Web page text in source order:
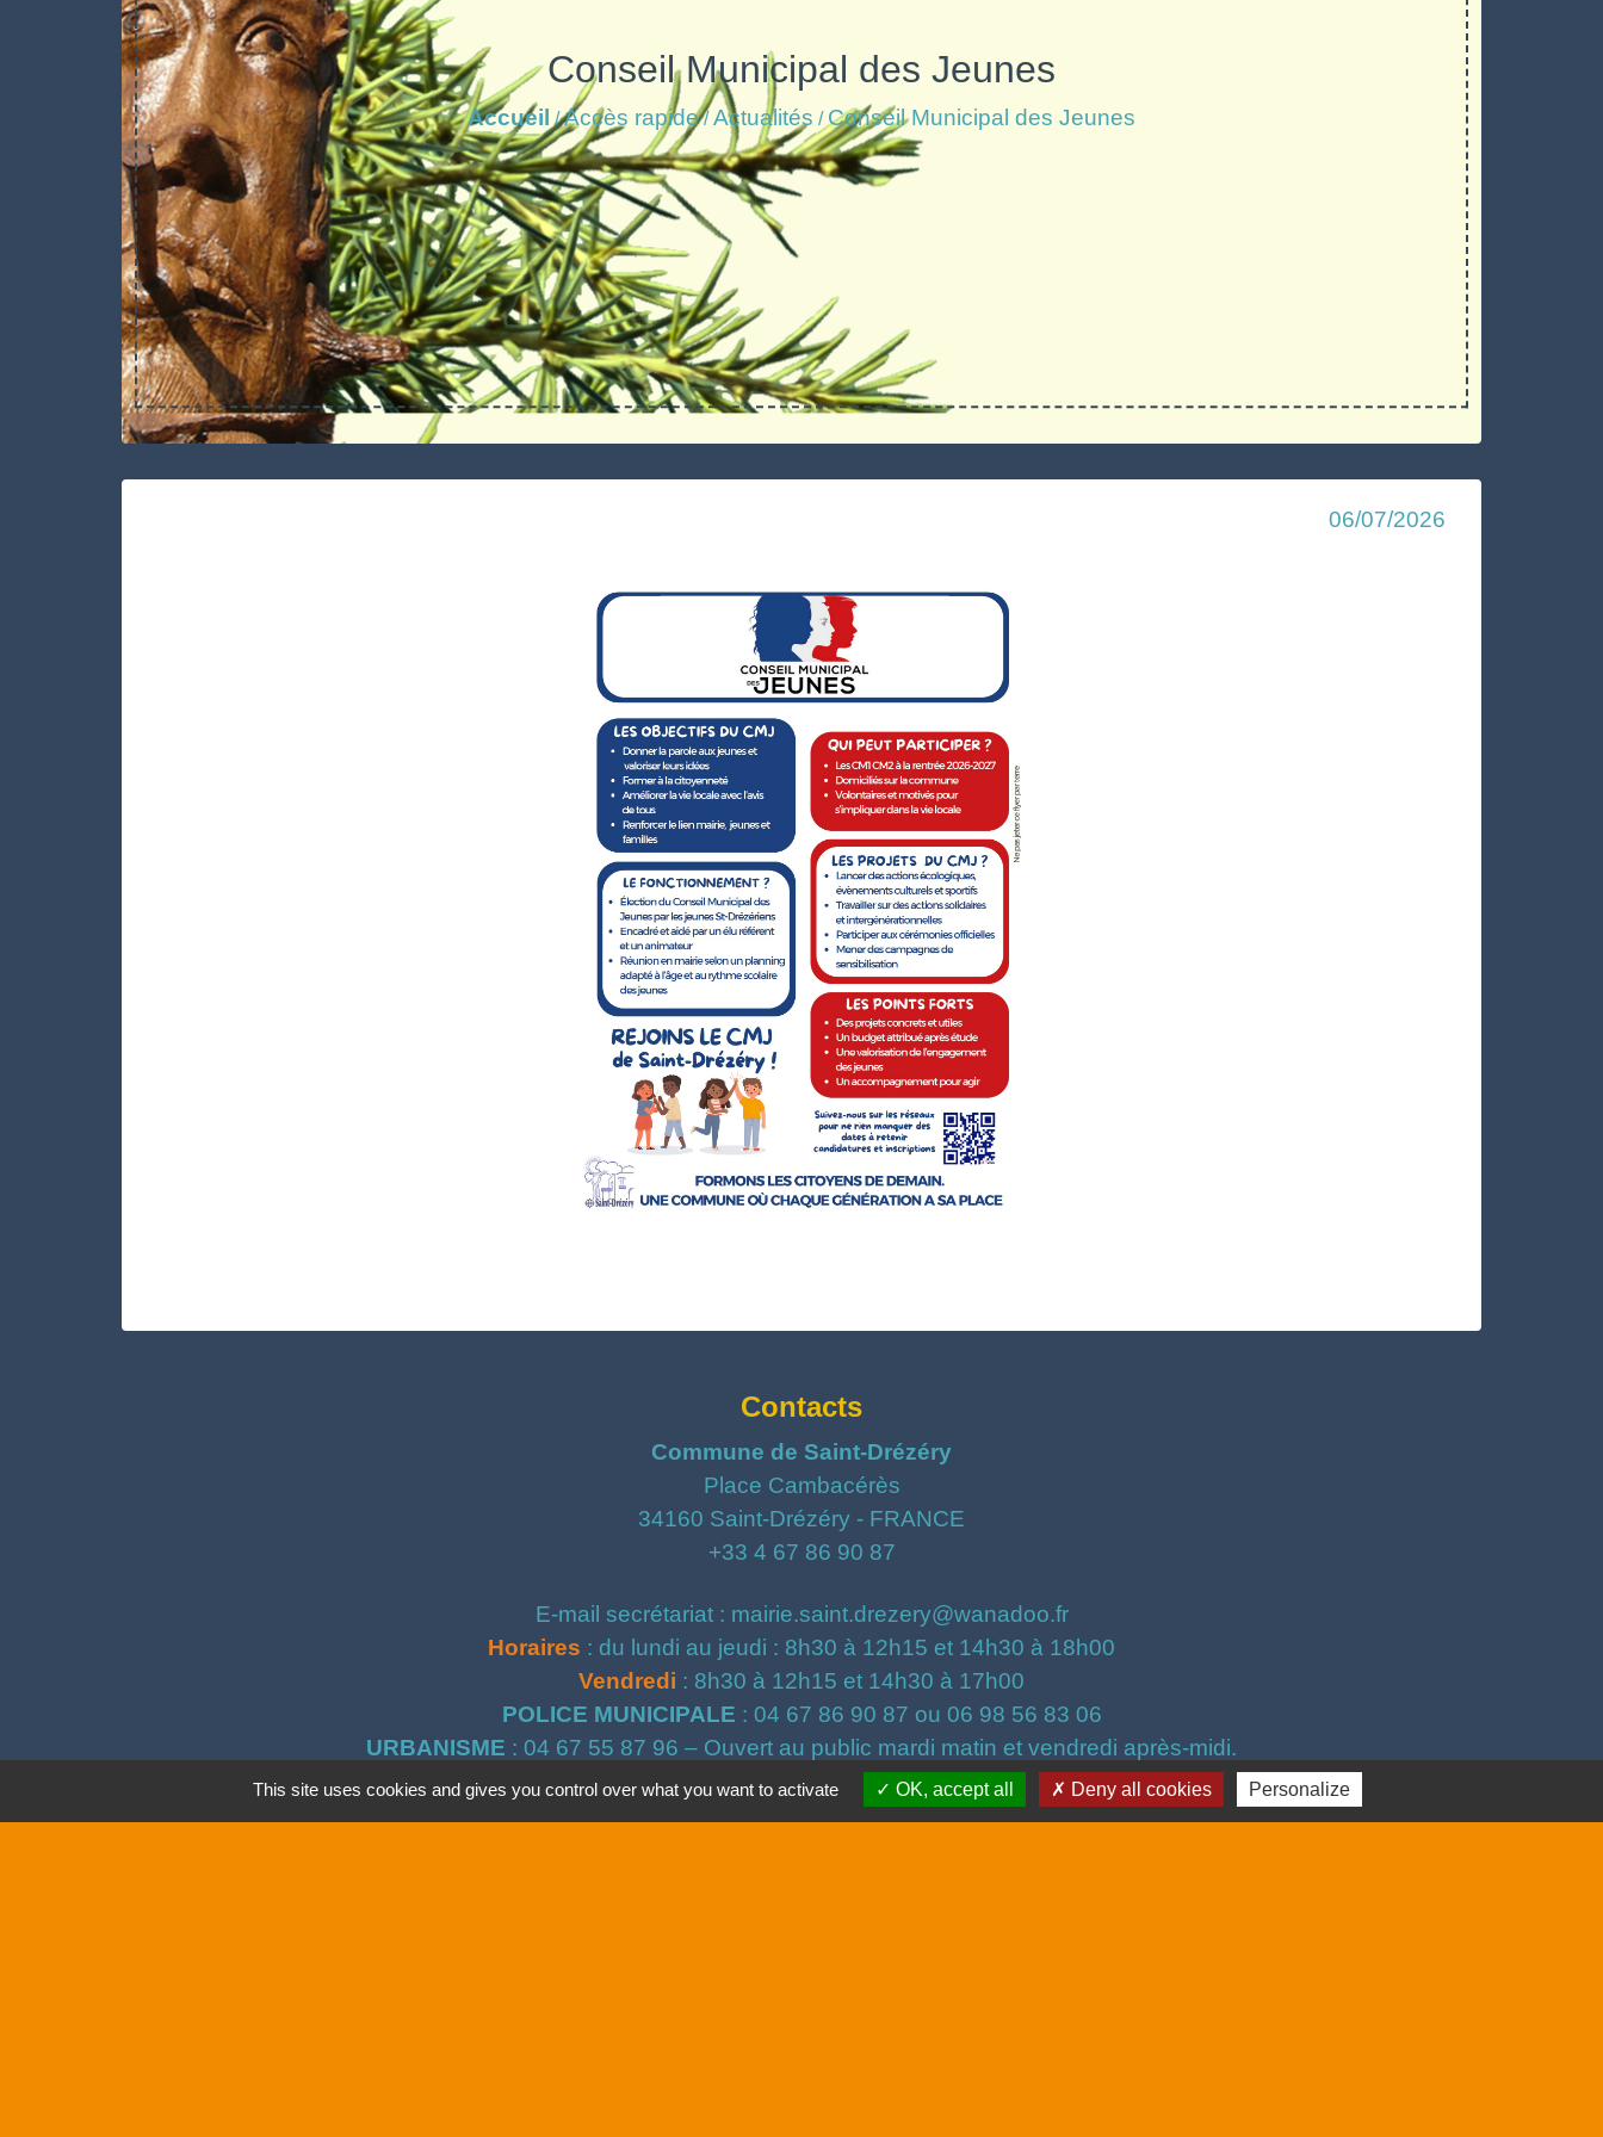
Conseil Municipal des Jeunes
Accueil /Accès rapide/Actualités / Conseil Municipal des Jeunes
06/07/2026
Contacts
Commune de Saint-Drézéry
Place Cambacérès
34160 Saint-Drézéry - FRANCE
+33 4 67 86 90 87
E-mail secrétariat : mairie.saint.drezery@wanadoo.fr
Horaires : du lundi au jeudi : 8h30 à 12h15 et 14h30 à 18h00
Vendredi : 8h30 à 12h15 et 14h30 à 17h00
POLICE MUNICIPALE : 04 67 86 90 87 ou 06 98 56 83 06
URBANISME : 04 67 55 87 96 – Ouvert au public mardi matin et vendredi après-midi.
CCAS: ccas@saintdrezery.eu
: M. Montella - 06 60 18 98 40 / montella@saintdrezery.eu
This site uses cookies and gives you control over what you want to activate OK, accept all Deny all cookies Personalize